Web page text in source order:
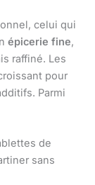
celui qui
épicerie fine,
raffiné. Les
pour
Parmi
de
sans